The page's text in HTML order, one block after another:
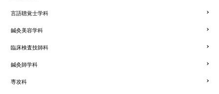
言語聴覚士学科
鍼灸美容学科
臨床検査技師科
鍼灸師学科
専攻科